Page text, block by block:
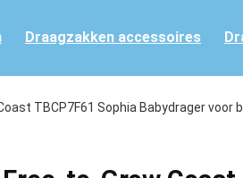
Draagzakken accessoires
TBCP7F61 Sophia Babydrager voor